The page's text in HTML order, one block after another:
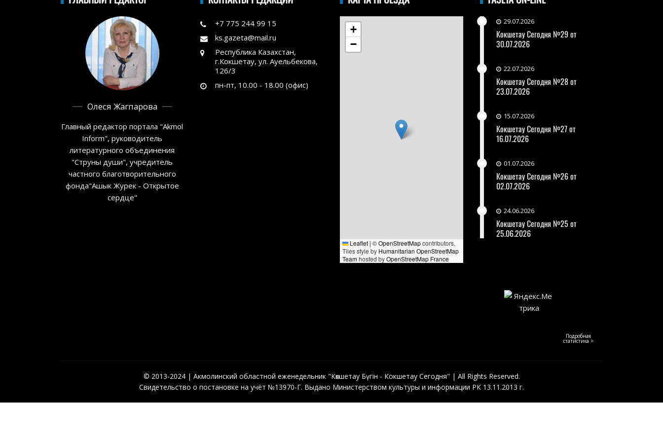
Олеся Жагпарова
Главный редактор портала "Akmol
Inform", руководитель
литературного объединения
"Струны души", учредитель
частного благотворительного
фонда"Ашык Журек - Открытое
сердце"
+7 775 244 99 15
ks.gazeta@mail.ru
Республика Казахстан,
г.Кокшетау, ул. Ауельбекова,
126/3
пн-пт, 10.00 - 18.00 (офис)
+
−
Leaflet | ©OpenStreetMapcontributors,
Tiles style by Humanitarian OpenStreetMap
Teamhosted byOpenStreetMap France
29.07.2026
Кокшетау Сегодня №29 от
30.07.2026
22.07.2026
Кокшетау Сегодня №28 от
23.07.2026
15.07.2026
Кокшетау Сегодня №27 от
16.07.2026
01.07.2026
Кокшетау Сегодня №26 от
02.07.2026
24.06.2026
Кокшетау Сегодня №25 от
25.06.2026
Подробная
статистика >
© 2013-2024 | Акмолинский областной еженедельник "Көкшетау Бүгін - Кокшетау Сегодня" | All Rights Reserved.
Свидетельство о постановке на учёт №13970-Г. Выдано Министерством культуры и информации РК 13.11.2013 г.